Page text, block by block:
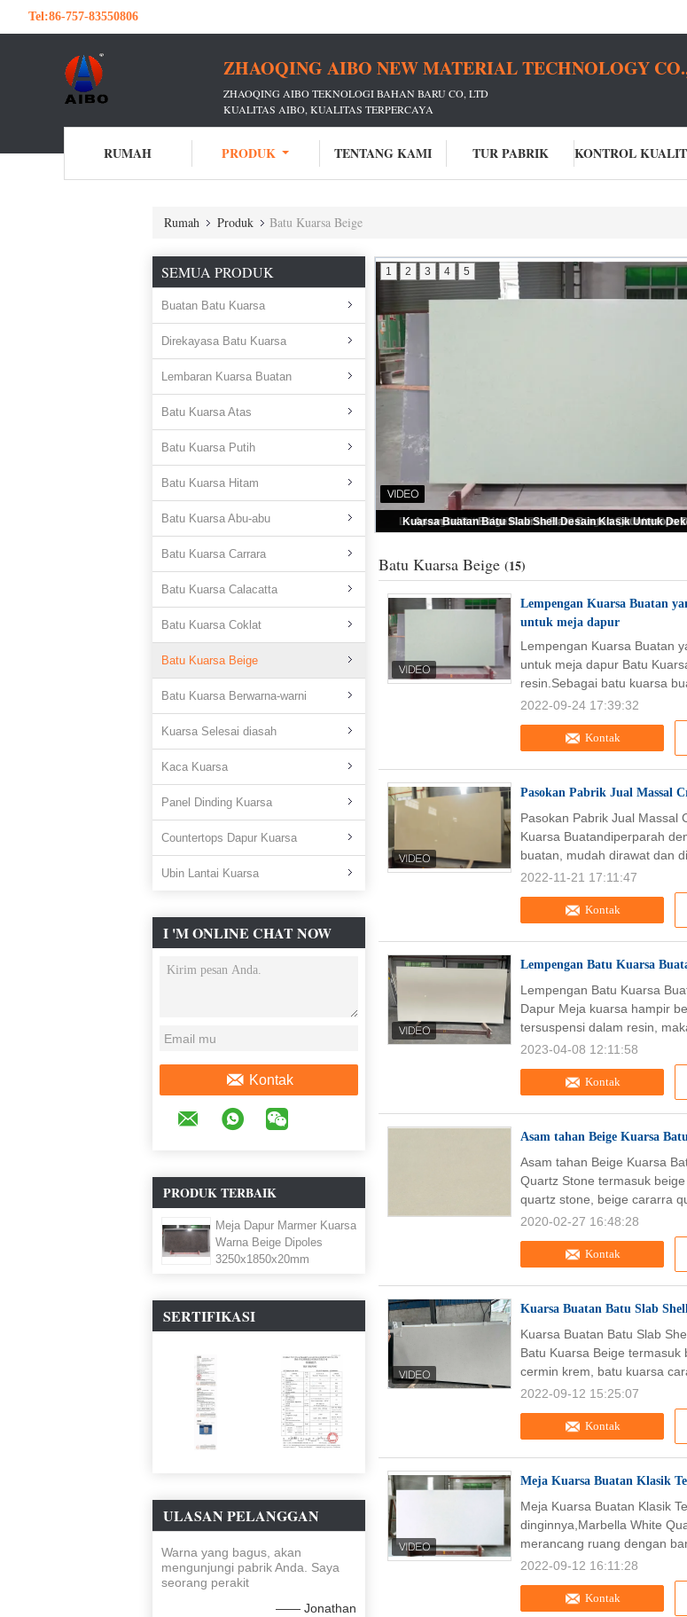
Tel:86-757-83550806
ZHAOQING AIBO NEW MATERIAL TECHNOLOGY
ZHAOQING AIBO TEKNOLOGI BAHAN BARU CO, LTD
KUALITAS AIBO, KUALITAS TERPERCAYA
RUMAH PRODUK TENTANG KAMI TUR PABRIK
Rumah Produk Batu Kuarsa Beige
SEMUA PRODUK
Buatan Batu Kuarsa
Direkayasa Batu Kuarsa
Lembaran Kuarsa Buatan
Batu Kuarsa Atas
Batu Kuarsa Putih
Batu Kuarsa Hitam
Batu Kuarsa Abu-abu
Batu Kuarsa Carrara
Batu Kuarsa Calacatta
Batu Kuarsa Coklat
Batu Kuarsa Beige
Batu Kuarsa Berwarna-warni
Kuarsa Selesai diasah
Kaca Kuarsa
Panel Dinding Kuarsa
Countertops Dapur Kuarsa
Ubin Lantai Kuarsa
I 'M ONLINE CHAT NOW
Kontak
PRODUK TERBAIK
Meja Dapur Marmer Kuarsa
Warna Beige Dipoles
3250x1850x20mm
SERTIFIKASI
ULASAN PELANGGAN
Warna yang bagus, akan
mengunjungi pabrik Anda. Saya
seorang perakit
—— Jonathan
1 2 3 4 5
Batu Kuarsa Beige (15)
Lempengan Kuarsa Buatan
untuk meja dapur
Kontak
Lempengan Kuarsa Buatan
untuk meja dapur Batu
resin.Sebagai batu kuarsa
2022-09-24 17:39:32
Pasokan Pabrik Jual Massal
Kontak
Pasokan Pabrik Jual Massal
Kuarsa Buatandiperparah
buatan, mudah dirawat dan
2022-11-21 17:11:47
Lempengan Batu Kuarsa
Kontak
Lempengan Batu Kuarsa
Dapur Meja kuarsa hampir
tersuspensi dalam resin,
2023-04-08 12:11:58
Asam tahan Beige Kuarsa
Kontak
Asam tahan Beige Kuarsa
Quartz Stone termasuk
quartz stone, beige cararra
2020-02-27 16:48:28
Kuarsa Buatan Batu Slab
Kontak
Kuarsa Buatan Batu Slab
Batu Kuarsa Beige
cermin krem, batu kuarsa
2022-09-12 15:25:07
Meja Kuarsa Buatan Klasik
Kontak
Meja Kuarsa Buatan Klasik
dinginnya,Marbella White
merancang ruang dengan
2022-09-12 16:11:28